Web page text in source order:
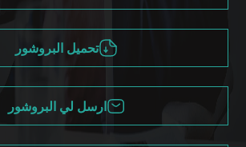
تحميل البروشور
ارسل لي البروشور